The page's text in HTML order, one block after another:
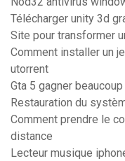
Télécharger unity 3d
Site pour transformer
Comment installer un
utorrent
Gta 5 gagner
Restauration du
Comment prendre le
distance
Lecteur musique